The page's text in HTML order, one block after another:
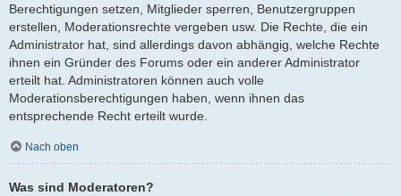
Berechtigungen setzen, Mitglieder sperren, Benutzergruppen
erstellen, Moderationsrechte vergeben usw. Die Rechte, die ein
Administrator hat, sind allerdings davon abhängig, welche Rechte
ihnen ein Gründer des Forums oder ein anderer Administrator
erteilt hat. Administratoren können auch volle
Moderationsberechtigungen haben, wenn ihnen das
entsprechende Recht erteilt wurde.
Nach oben
Was sind Moderatoren?